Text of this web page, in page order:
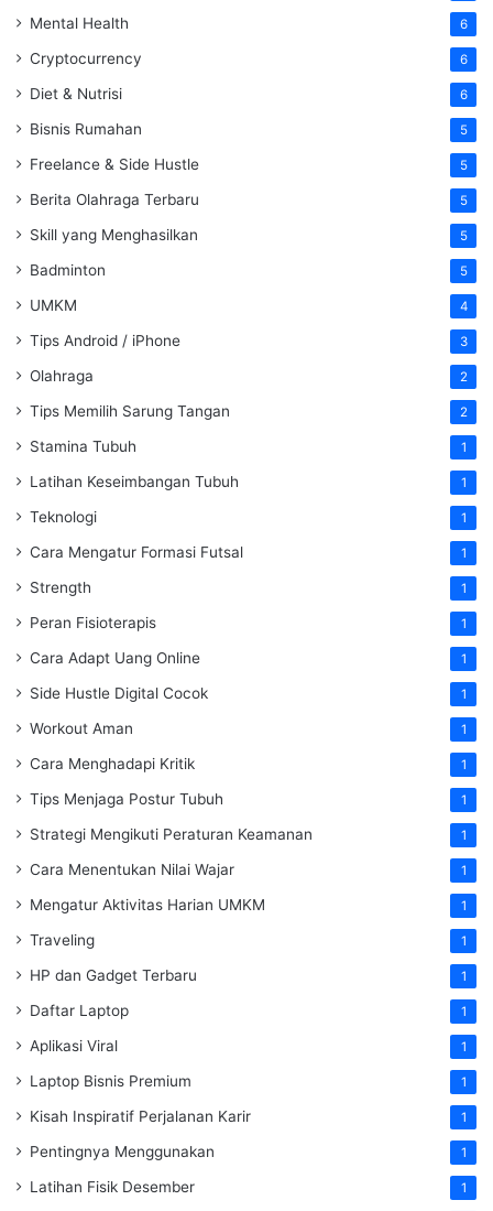
Mental Health 6
Cryptocurrency 6
Diet & Nutrisi 6
Bisnis Rumahan 5
Freelance & Side Hustle 5
Berita Olahraga Terbaru 5
Skill yang Menghasilkan 5
Badminton 5
UMKM 4
Tips Android / iPhone 3
Olahraga 2
Tips Memilih Sarung Tangan 2
Stamina Tubuh 1
Latihan Keseimbangan Tubuh 1
Teknologi 1
Cara Mengatur Formasi Futsal 1
Strength 1
Peran Fisioterapis 1
Cara Adapt Uang Online 1
Side Hustle Digital Cocok 1
Workout Aman 1
Cara Menghadapi Kritik 1
Tips Menjaga Postur Tubuh 1
Strategi Mengikuti Peraturan Keamanan 1
Cara Menentukan Nilai Wajar 1
Mengatur Aktivitas Harian UMKM 1
Traveling 1
HP dan Gadget Terbaru 1
Daftar Laptop 1
Aplikasi Viral 1
Laptop Bisnis Premium 1
Kisah Inspiratif Perjalanan Karir 1
Pentingnya Menggunakan 1
Latihan Fisik Desember 1